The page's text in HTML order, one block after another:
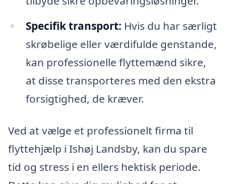
Specifik transport: Hvis du har særligt
skrøbelige eller værdifulde genstande,
kan professionelle flyttemænd sikre,
at disse transporteres med den ekstra
forsigtighed, de kræver.
Ved at vælge et professionelt firma til
flyttehjælp i Ishøj Landsby, kan du spare
tid og stress i en ellers hektisk periode.